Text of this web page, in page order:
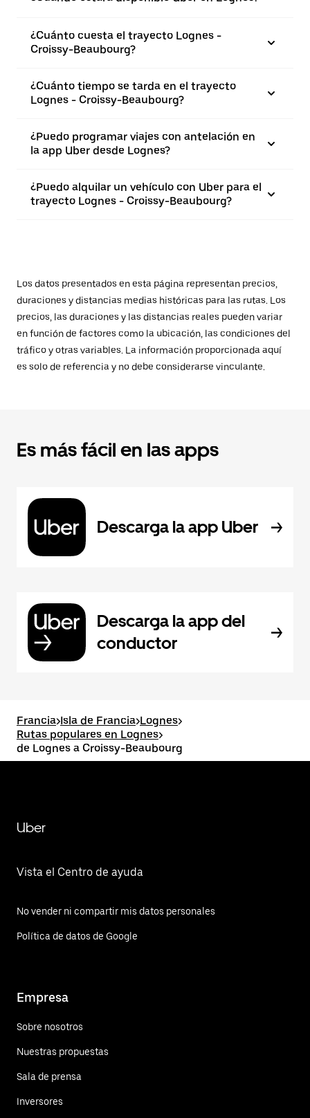
¿Cuánto cuesta el trayecto Lognes -
Croissy-Beaubourg?
¿Cuánto tiempo se tarda en el trayecto
Lognes - Croissy-Beaubourg?
¿Puedo programar viajes con antelación en
la app Uber desde Lognes?
¿Puedo alquilar un vehículo con Uber para el
trayecto Lognes - Croissy-Beaubourg?
Los datos presentados en esta página representan precios,
duraciones y distancias medias históricas para las rutas. Los
precios, las duraciones y las distancias reales pueden variar
en función de factores como la ubicación, las condiciones del
tráfico y otras variables. La información proporcionada aquí
es solo de referencia y no debe considerarse vinculante.
Es más fácil en las apps
Descarga la app Uber
Descarga la app del
conductor
Francia>Isla de Francia>Lognes>
Rutas populares en Lognes>
de Lognes a Croissy-Beaubourg
Uber
Vista el Centro de ayuda
No vender ni compartir mis datos personales
Política de datos de Google
Empresa
Sobre nosotros
Nuestras propuestas
Sala de prensa
Inversores